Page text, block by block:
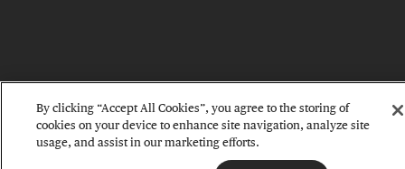
By clicking “Accept All Cookies”, you agree to the storing of
cookies on your device to enhance site navigation, analyze site
usage, and assist in our marketing efforts.